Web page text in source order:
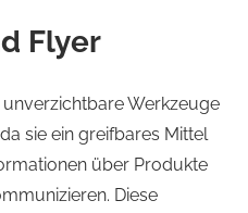
Flyer
Werkzeuge
sie ein greifbares Mittel
über Produkte
Diese